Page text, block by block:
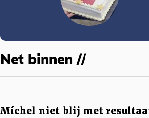
Net binnen //
Míchel niet blij met